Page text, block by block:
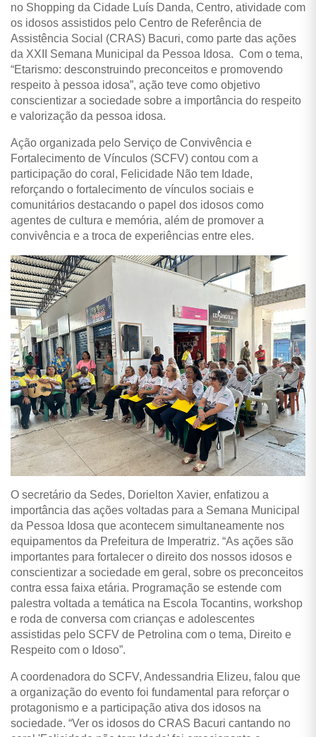
no Shopping da Cidade Luís Danda, Centro, atividade com
os idosos assistidos pelo Centro de Referência de
Assistência Social (CRAS) Bacuri, como parte das ações
da XXII Semana Municipal da Pessoa Idosa. Com o tema,
“Etarismo: desconstruindo preconceitos e promovendo
respeito à pessoa idosa”, ação teve como objetivo
conscientizar a sociedade sobre a importância do respeito
e valorização da pessoa idosa.
Ação organizada pelo Serviço de Convivência e
Fortalecimento de Vínculos (SCFV) contou com a
participação do coral, Felicidade Não tem Idade,
reforçando o fortalecimento de vínculos sociais e
comunitários destacando o papel dos idosos como
agentes de cultura e memória, além de promover a
convivência e a troca de experiências entre eles.
O secretário da Sedes, Dorielton Xavier, enfatizou a
importância das ações voltadas para a Semana Municipal
da Pessoa Idosa que acontecem simultaneamente nos
equipamentos da Prefeitura de Imperatriz. “As ações são
importantes para fortalecer o direito dos nossos idosos e
conscientizar a sociedade em geral, sobre os preconceitos
contra essa faixa etária. Programação se estende com
palestra voltada a temática na Escola Tocantins, workshop
e roda de conversa com crianças e adolescentes
assistidas pelo SCFV de Petrolina com o tema, Direito e
Respeito com o Idoso”.
A coordenadora do SCFV, Andessandria Elizeu, falou que
a organização do evento foi fundamental para reforçar o
protagonismo e a participação ativa dos idosos na
sociedade. “Ver os idosos do CRAS Bacuri cantando no